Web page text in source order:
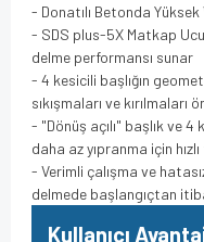
- Donatılı Betonda
- SDS plus-5X Matkap
delme performansı sunar
- 4 kesicili başlığın
sıkışmaları ve kırılmaları
- "Dönüş açılı" başlık ve 4
daha az yıpranma için
- Verimli çalışma ve
delmede başlangıçtan
Kullanıcı